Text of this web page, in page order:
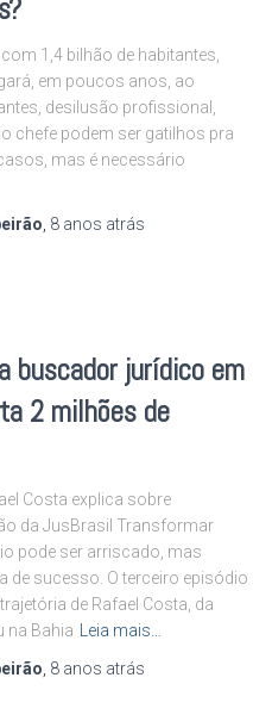
1,4 bilhão de habitantes,
em poucos anos, ao
desilusão profissional,
chefe podem ser gatilhos pra
mas é necessário
8 anos atrás
buscador jurídico em
2 milhões de
Costa explica sobre
da JusBrasil Transformar
pode ser arriscado, mas
de sucesso. O terceiro episódio
de Rafael Costa, da
na Bahia
Leia mais…
8 anos atrás